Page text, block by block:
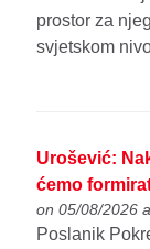
prostor za
svjetskom
Urošević:
ćemo
on 05/08/2026
Poslanik